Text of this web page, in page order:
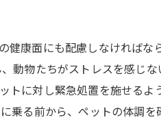
健康面にも配慮しなければな
動物たちがストレスを感じ
トに対し緊急処置を施せるよ
乗る前から、ペットの体調